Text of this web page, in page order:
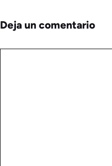
Deja un comentario